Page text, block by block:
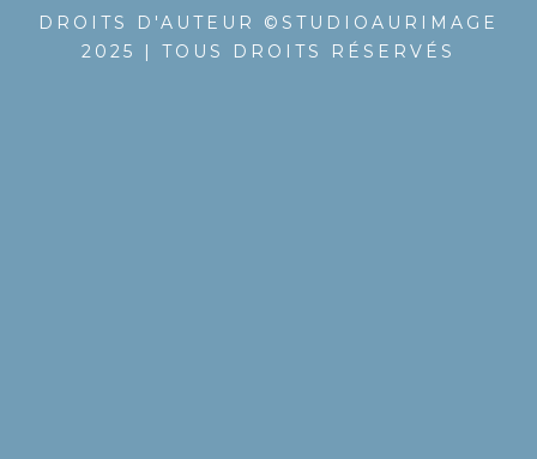
DROITS D'AUTEUR ©STUDIOAURIMAGE
2025 | TOUS DROITS RÉSERVÉS